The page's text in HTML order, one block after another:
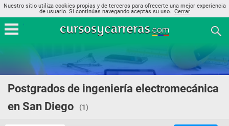
Nuestro sitio utiliza cookies propias y de terceros para ofrecerte una mejor experiencia
de usuario. Si continúas navegando aceptás su uso.. Cerrar
Postgrados de ingeniería electromecánica
en San Diego
(1)